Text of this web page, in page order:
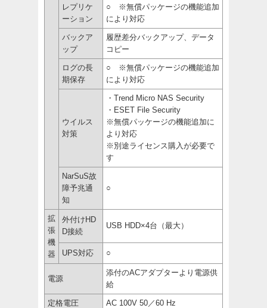
レプリケ
ーション
○ ※無償パッケージの機能追加
により対応
バックア
ップ
履歴差分バックアップ、データ
コピー
ログの長
期保存
○ ※無償パッケージの機能追加
により対応
ウイルス
対策
・Trend Micro NAS Security
・ESET File Security
※無償パッケージの機能追加に
より対応
※別途ライセンス購入が必要で
す
NarSuS故
障予兆通
知
○
拡
張
機
器
外付けHD
D接続
USB HDD×4台（最大）
UPS対応 ○
電源
添付のACアダプターより電源供
給
定格電圧 AC 100V 50／60 Hz